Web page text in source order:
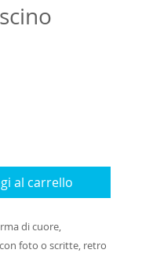
al carrello
di cuore,
foto o scritte, retro